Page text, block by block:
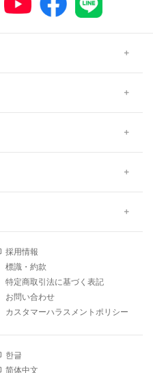
採用情報
標識・約款
特定商取引法に基づく表記
お問い合わせ
カスタマーハラスメントポリシー
한글
简体中文